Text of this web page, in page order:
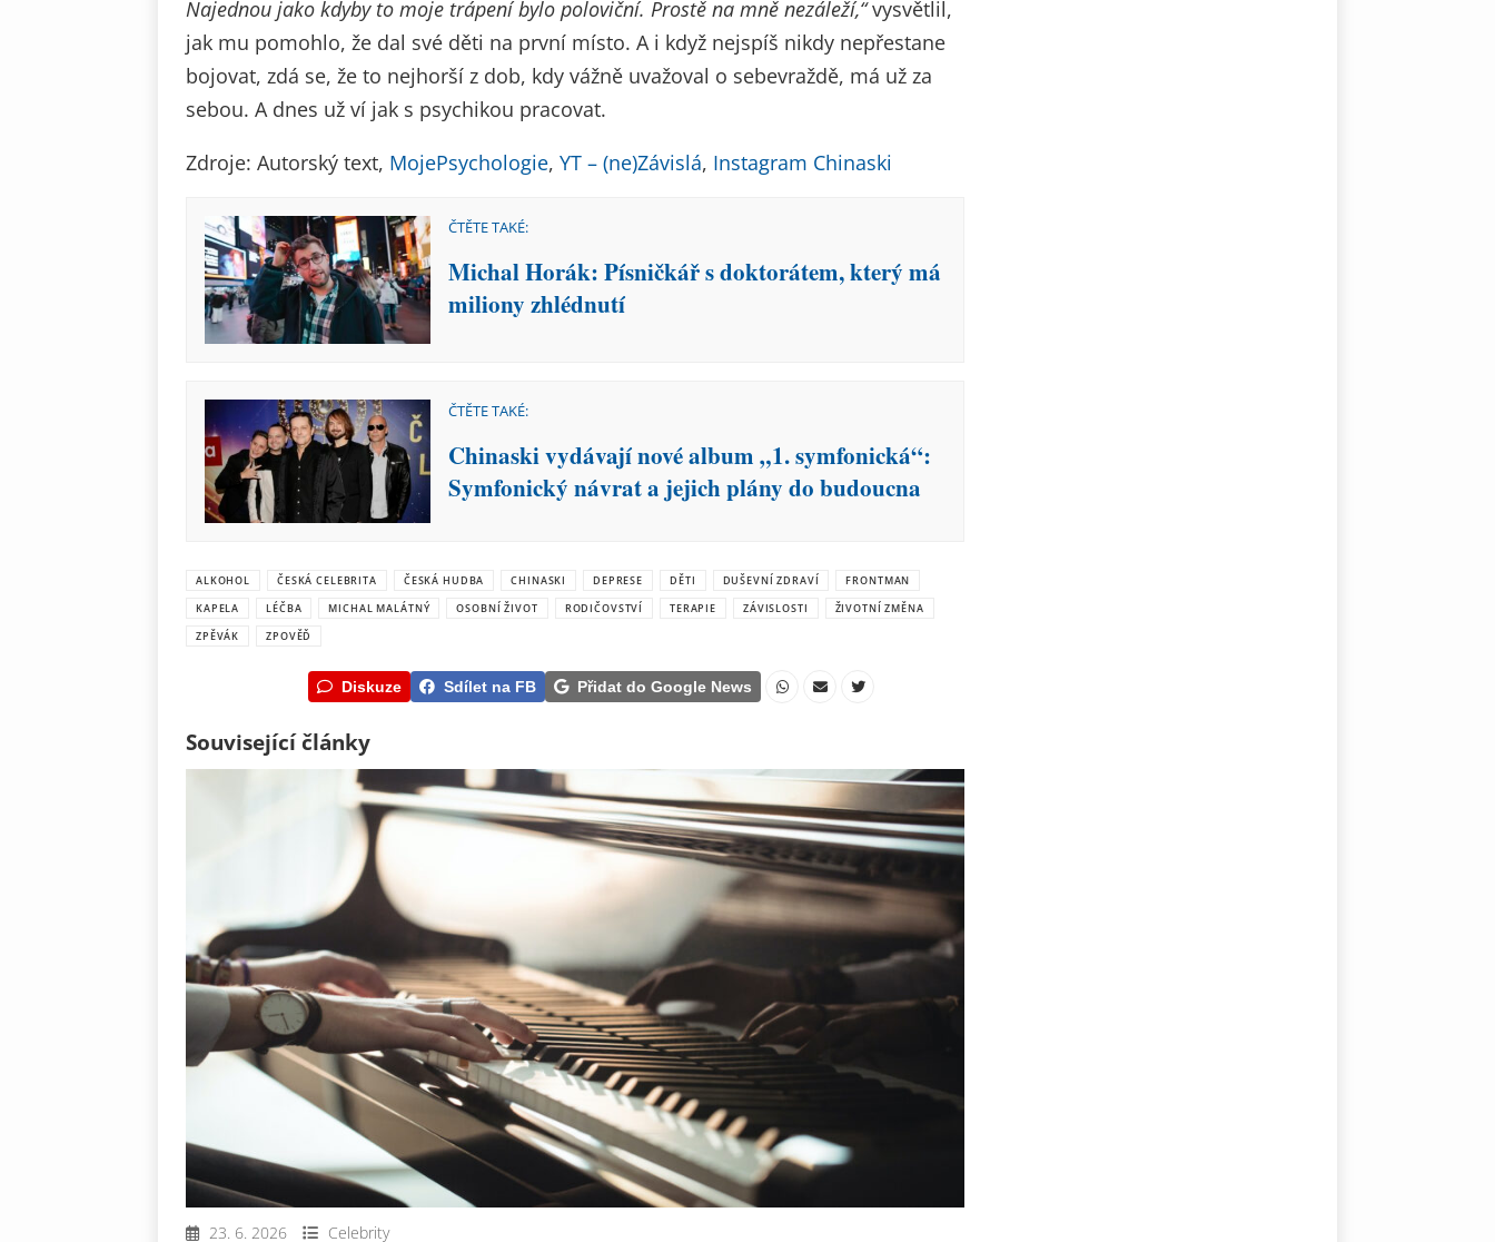
Najednou jako kdyby to moje trápení bylo poloviční. Prostě na mně nezáleží,“vysvětlil,
jak mu pomohlo, že dal své děti na první místo. A i když nejspíš nikdy nepřestane
bojovat, zdá se, že to nejhorší z dob, kdy vážně uvažoval o sebevraždě, má už za
sebou. A dnes už ví jak s psychikou pracovat.
Zdroje: Autorský text, MojePsychologie, YT – (ne)Závislá, Instagram Chinaski
ČTĚTE TAKÉ:
Michal Horák: Písničkář s doktorátem, který má
miliony zhlédnutí
ČTĚTE TAKÉ:
Chinaski vydávají nové album „1. symfonická“:
Symfonický návrat a jejich plány do budoucna
ALKOHOL ČESKÁ CELEBRITA ČESKÁ HUDBA CHINASKI DEPRESE DĚTI DUŠEVNÍ ZDRAVÍ
FRONTMAN
KAPELA
LÉČBA MICHAL MALÁTNÝ OSOBNÍ ŽIVOT RODIČOVSTVÍ TERAPIE ZÁVISLOSTI
ŽIVOTNÍ ZMĚNA
ZPĚVÁK
ZPOVĚĎ
Diskuze Sdílet na FB Přidat do Google News
Související články
23. 6. 2026 Celebrity